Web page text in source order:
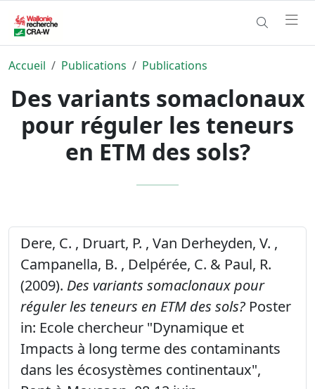
Accueil Publications Publications
Des variants somaclonaux
pour réguler les teneurs
en ETM des sols?
Dere, C. , Druart, P. , Van Derheyden, V. ,
Campanella, B. , Delpérée, C. & Paul, R.
(2009). Des variants somaclonaux pour
réguler les teneurs en ETM des sols? Poster
in: Ecole chercheur "Dynamique et
Impacts à long terme des contaminants
dans les écosystèmes continentaux",